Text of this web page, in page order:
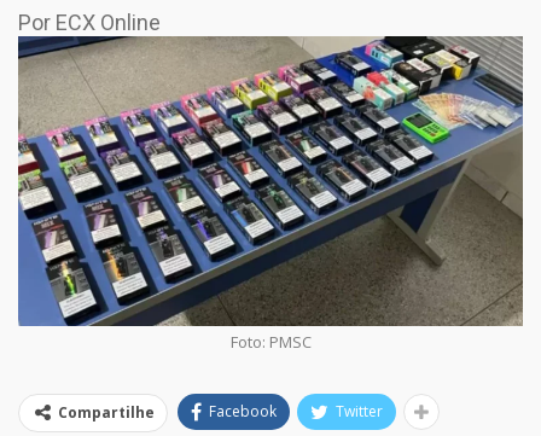
Por ECX Online
Foto: PMSC
Compartilhe Facebook Twitter